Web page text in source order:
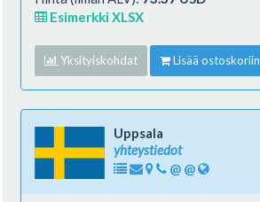
Esimerkki XLSX
Yksityiskohdat Lisää ostoskoriin
Uppsala
yhteystiedot
@ @